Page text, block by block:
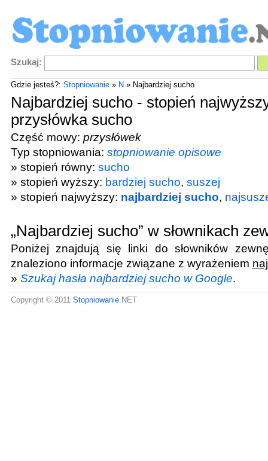
Szukaj:
Gdzie jesteś?: Stopniowanie» N » Najbardziej sucho
Najbardziej sucho - stopień
przysłówka sucho
Część mowy: przysłówek
Typ stopniowania: stopniowanie opisowe
» stopień równy: sucho
» stopień wyższy: bardziej sucho, suszej
» stopień najwyższy: najbardziej sucho,
„Najbardziej sucho” w słownikach
Poniżej znajdują się linki do słowników
znaleziono informacje związane z wyrażeniem
» Szukaj hasła najbardziej sucho w Google.
Copyright © 2011 Stopniowanie.NET